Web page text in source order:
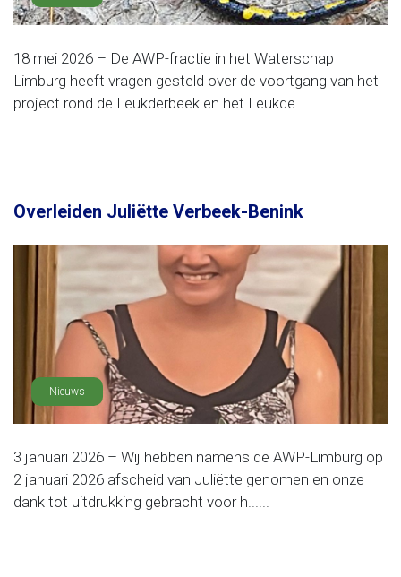
18 mei 2026 – De AWP-fractie in het Waterschap
Limburg heeft vragen gesteld over de voortgang van het
project rond de Leukderbeek en het Leukde......
Overleiden Juliëtte Verbeek-Benink
Nieuws
3 januari 2026 – Wij hebben namens de AWP-Limburg op
2 januari 2026 afscheid van Juliëtte genomen en onze
dank tot uitdrukking gebracht voor h......